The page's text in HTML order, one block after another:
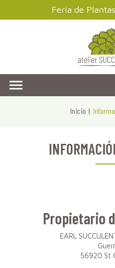
Feria de

Inicio
Propietario
EARL
56920 St